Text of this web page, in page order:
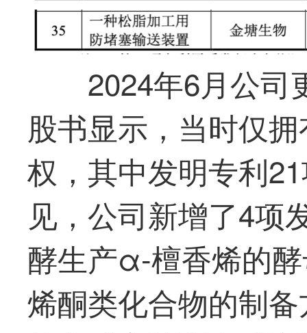
2024年6月公司
股书显示，当时仅
权，其中发明专利
见，公司新增了4项
酵生产α-檀香烯的
烯酮类化合物的制